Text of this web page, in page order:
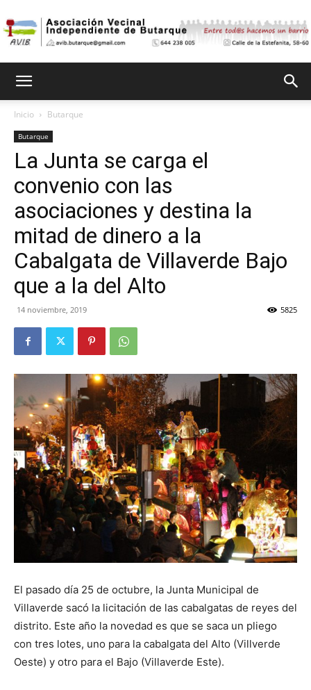
Independiente
de
Inicio Butarque
Butarque
La Junta se carga el
convenio con las
asociaciones y destina la
mitad de dinero a la
Cabalgata de Villaverde Bajo
que a la del Alto
14 noviembre, 2019 5825
El pasado día 25 de octubre, la Junta Municipal de
Villaverde sacó la licitación de las cabalgatas de reyes del
distrito. Este año la novedad es que se saca un pliego
con tres lotes, uno para la cabalgata del Alto (Villverde
Oeste) y otro para el Bajo (Villaverde Este).